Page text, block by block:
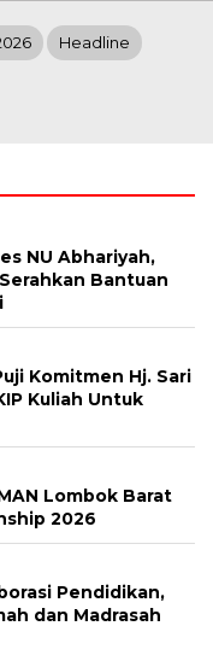
Headline
NU Abhariyah,
Bantuan
Komitmen Hj. Sari
Kuliah Untuk
Lombok Barat
2026
Pendidikan,
dan Madrasah